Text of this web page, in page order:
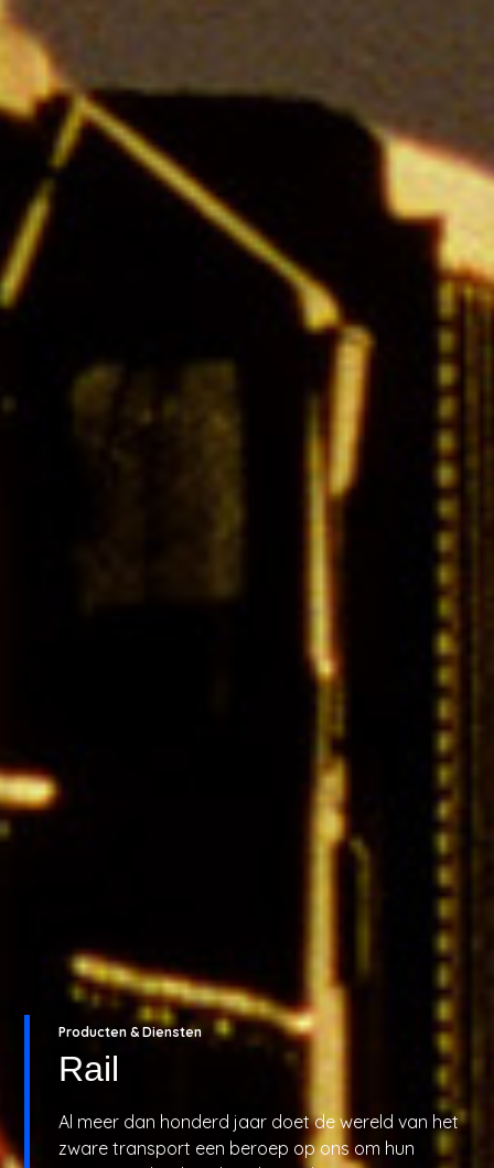
Producten & Diensten
Rail
Al meer dan honderd jaar doet de wereld van het
zware transport een beroep op ons om hun